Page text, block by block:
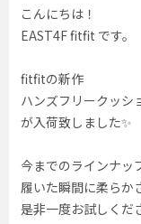
こんにちは！
EAST4F fitfit です。
fitfitの新作
ハンズフリークッシ
が入荷致しました✨
今までのラインナッ
履いた瞬間に柔らか
是非一度お試しく